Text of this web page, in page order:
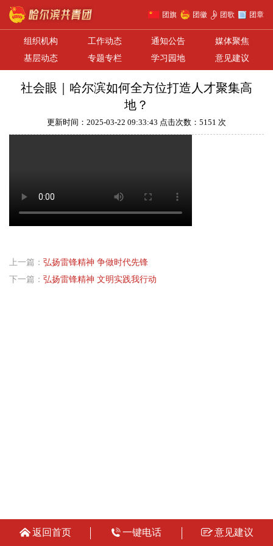
团旗 团徽 团歌 团章
组织机构 工作动态 通知公告
媒体聚焦
基层动态
专题专栏 学习园地 意见建议
社会眼｜哈尔滨如何全方位打造人才聚集高
地？
更新时间：2025-03-22 09:33:43 点击次数：5151 次
上一篇： 弘扬雷锋精神 争做时代先锋
下一篇： 弘扬雷锋精神 文明实践我行动
返回首页 一键电话 意见建议